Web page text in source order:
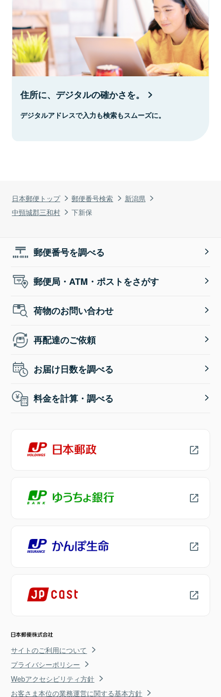
日本郵便トップ 郵便番号検索
新潟県
中頸城郡三和村
下新保
住所に、デジタルの確かさを。
デジタルアドレスで入力も検索もスムーズに。
郵便番号を調べる
郵便局・ATM・ポストをさがす
荷物のお問い合わせ
再配達のご依頼
お届け日数を調べる
料金を計算・調べる
サイトのご利用について
プライバシーポリシー
Webアクセシビリティ方針
お客さま本位の業務運営に関する基本方針